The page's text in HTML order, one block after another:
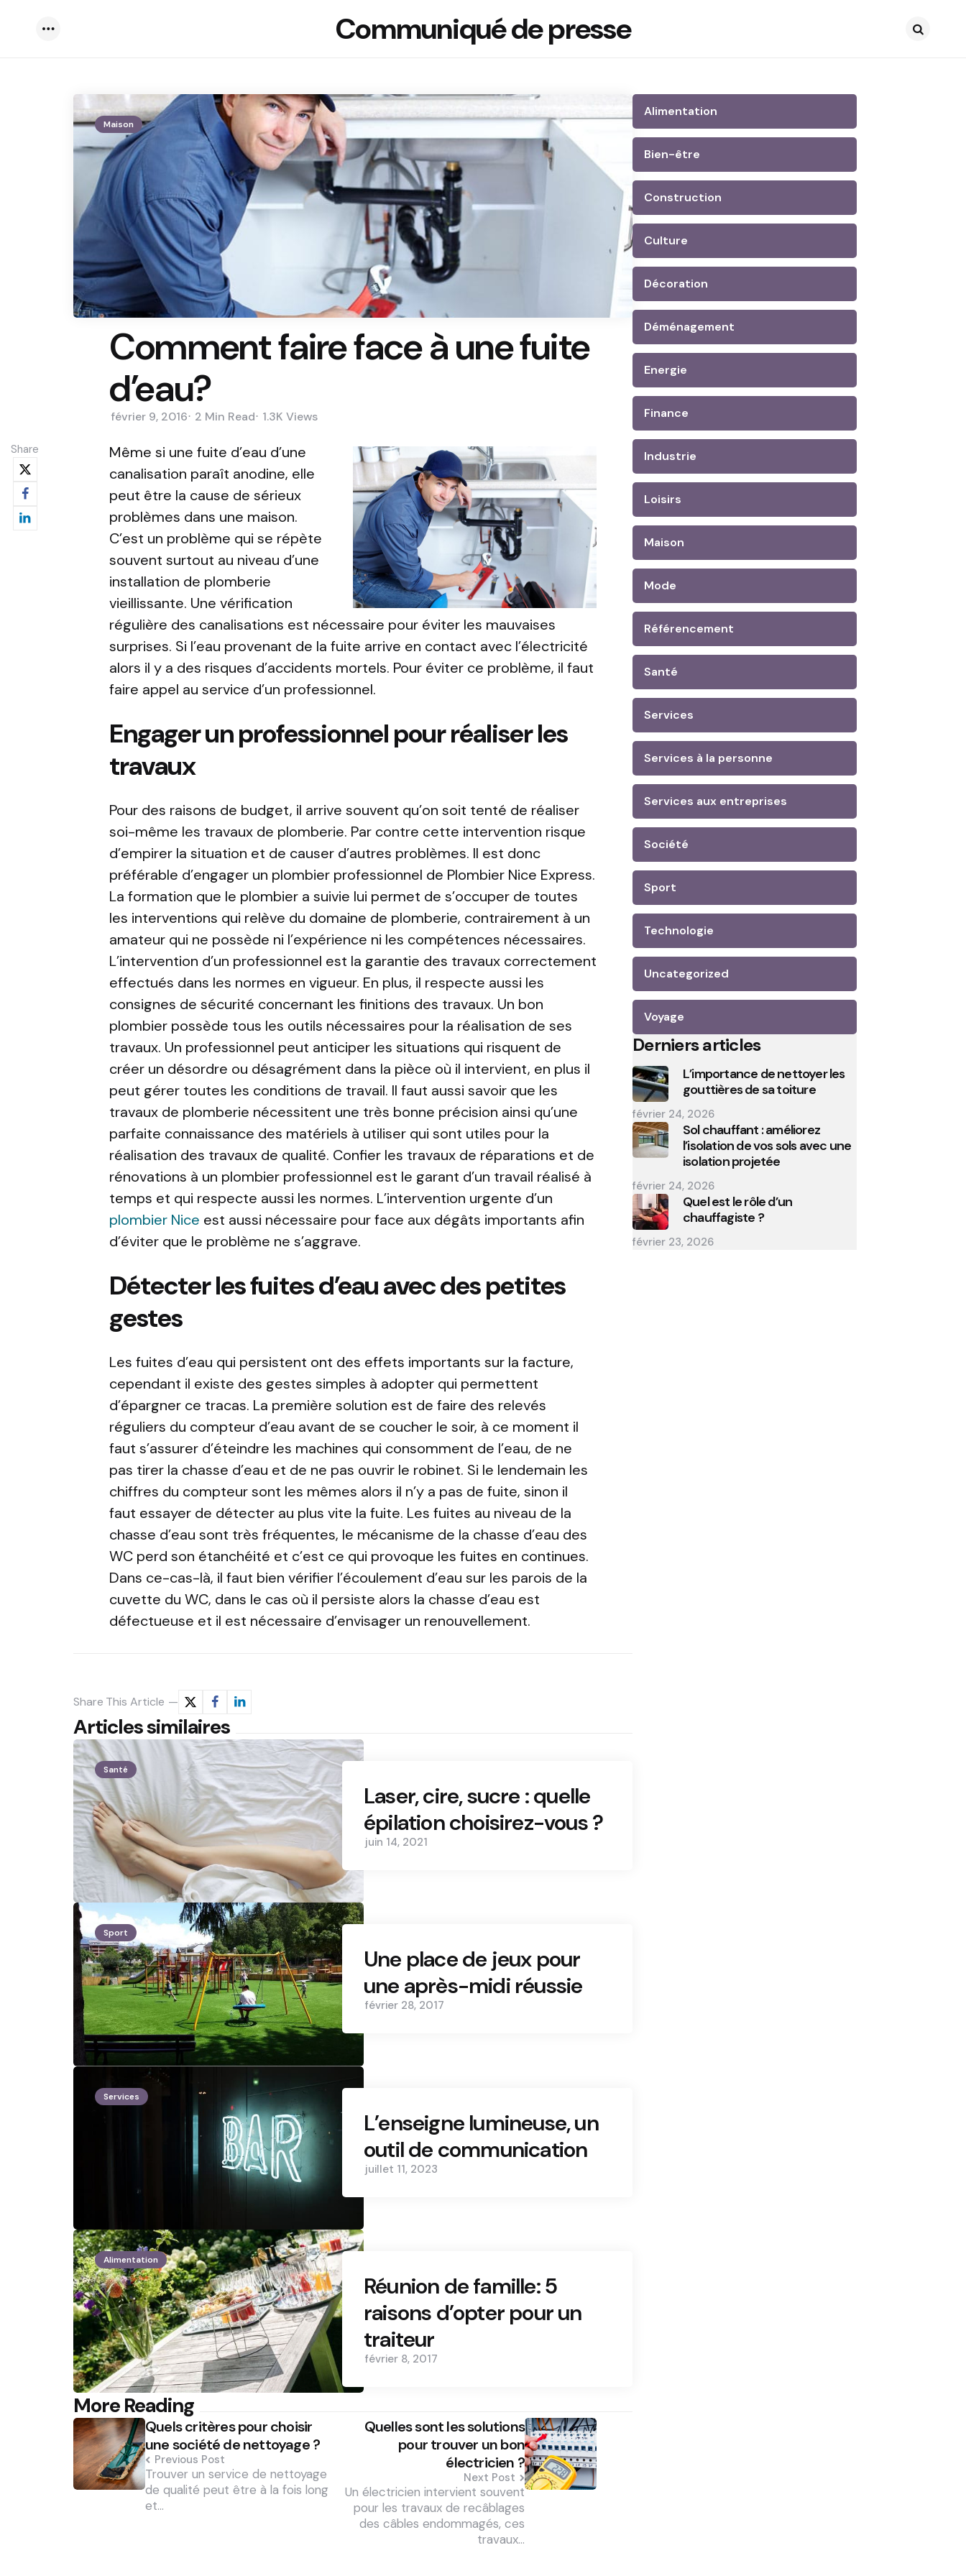
Communiqué de presse
Maison
Comment faire face à une fuite
d’eau?
février 9, 2016 2 Min Read 1.3K Views
Share
Même si une fuite d’eau d’une
canalisation paraît anodine, elle
peut être la cause de sérieux
problèmes dans une maison.
C’est un problème qui se répète
souvent surtout au niveau d’une
installation de plomberie
vieillissante. Une vérification
régulière des canalisations est nécessaire pour éviter les mauvaises
surprises. Si l’eau provenant de la fuite arrive en contact avec l’électricité
alors il y a des risques d’accidents mortels. Pour éviter ce problème, il faut
faire appel au service d’un professionnel.
Engager un professionnel pour réaliser les
travaux
Pour des raisons de budget, il arrive souvent qu’on soit tenté de réaliser
soi-même les travaux de plomberie. Par contre cette intervention risque
d’empirer la situation et de causer d’autres problèmes. Il est donc
préférable d’engager un plombier professionnel de Plombier Nice Express.
La formation que le plombier a suivie lui permet de s’occuper de toutes
les interventions qui relève du domaine de plomberie, contrairement à un
amateur qui ne possède ni l’expérience ni les compétences nécessaires.
L’intervention d’un professionnel est la garantie des travaux correctement
effectués dans les normes en vigueur. En plus, il respecte aussi les
consignes de sécurité concernant les finitions des travaux. Un bon
plombier possède tous les outils nécessaires pour la réalisation de ses
travaux. Un professionnel peut anticiper les situations qui risquent de
créer un désordre ou désagrément dans la pièce où il intervient, en plus il
peut gérer toutes les conditions de travail. Il faut aussi savoir que les
travaux de plomberie nécessitent une très bonne précision ainsi qu’une
parfaite connaissance des matériels à utiliser qui sont utiles pour la
réalisation des travaux de qualité. Confier les travaux de réparations et de
rénovations à un plombier professionnel est le garant d’un travail réalisé à
temps et qui respecte aussi les normes. L’intervention urgente d’un
plombier Nice est aussi nécessaire pour face aux dégâts importants afin
d’éviter que le problème ne s’aggrave.
Détecter les fuites d’eau avec des petites
gestes
Les fuites d’eau qui persistent ont des effets importants sur la facture,
cependant il existe des gestes simples à adopter qui permettent
d’épargner ce tracas. La première solution est de faire des relevés
réguliers du compteur d’eau avant de se coucher le soir, à ce moment il
faut s’assurer d’éteindre les machines qui consomment de l’eau, de ne
pas tirer la chasse d’eau et de ne pas ouvrir le robinet. Si le lendemain les
chiffres du compteur sont les mêmes alors il n’y a pas de fuite, sinon il
faut essayer de détecter au plus vite la fuite. Les fuites au niveau de la
chasse d’eau sont très fréquentes, le mécanisme de la chasse d’eau des
WC perd son étanchéité et c’est ce qui provoque les fuites en continues.
Dans ce-cas-là, il faut bien vérifier l’écoulement d’eau sur les parois de la
cuvette du WC, dans le cas où il persiste alors la chasse d’eau est
défectueuse et il est nécessaire d’envisager un renouvellement.
Share This Article
Articles similaires
Santé
Laser, cire, sucre : quelle
épilation choisirez-vous ?
juin 14, 2021
Sport
Une place de jeux pour
une après-midi réussie
février 28, 2017
Services
L’enseigne lumineuse, un
outil de communication
juillet 11, 2023
Alimentation
Réunion de famille: 5
raisons d’opter pour un
traiteur
février 8, 2017
More Reading
Post
navigationQuels critères pour choisir
une société de nettoyage ?
Previous Post
Trouver un service de nettoyage
de qualité peut être à la fois long
et…
Quelles sont les solutions
pour trouver un bon
électricien ?
Next Post
Un électricien intervient souvent
pour les travaux de recâblages
des câbles endommagés, ces
travaux…
Alimentation
Bien-être
Construction
Culture
Décoration
Déménagement
Energie
Finance
Industrie
Loisirs
Maison
Mode
Référencement
Santé
Services
Services à la personne
Services aux entreprises
Société
Sport
Technologie
Uncategorized
Voyage
Derniers articles
L’importance de nettoyer les
gouttières de sa toiture
février 24, 2026
Sol chauffant : améliorez
l’isolation de vos sols avec une
isolation projetée
février 24, 2026
Quel est le rôle d’un
chauffagiste ?
février 23, 2026